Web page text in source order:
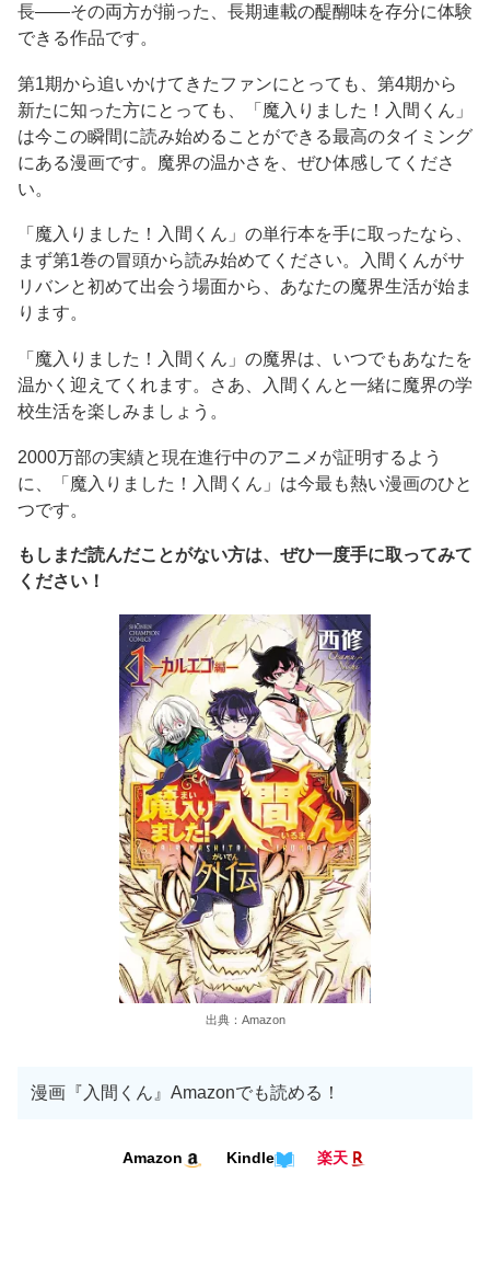
長——その両方が揃った、長期連載の醍醐味を存分に体験
できる作品です。
第1期から追いかけてきたファンにとっても、第4期から
新たに知った方にとっても、「魔入りました！入間くん」
は今この瞬間に読み始めることができる最高のタイミング
にある漫画です。魔界の温かさを、ぜひ体感してくださ
い。
「魔入りました！入間くん」の単行本を手に取ったなら、
まず第1巻の冒頭から読み始めてください。入間くんがサ
リバンと初めて出会う場面から、あなたの魔界生活が始ま
ります。
「魔入りました！入間くん」の魔界は、いつでもあなたを
温かく迎えてくれます。さあ、入間くんと一緒に魔界の学
校生活を楽しみましょう。
2000万部の実績と現在進行中のアニメが証明するよう
に、「魔入りました！入間くん」は今最も熱い漫画のひと
つです。
もしまだ読んだことがない方は、ぜひ一度手に取ってみて
ください！
出典：Amazon
漫画『入間くん』Amazonでも読める！
Amazon Kindle 楽天